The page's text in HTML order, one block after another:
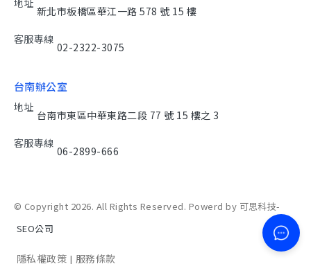
地址
新北市板橋區華江一路 578 號 15 樓
客服專線
02-2322-3075
台南辦公室
地址
台南市東區中華東路二段 77 號 15 樓之 3
客服專線
06-2899-666
© Copyright 2026. All Rights Reserved. Powerd by 可思科技-
SEO公司
隱私權政策 | 服務條款